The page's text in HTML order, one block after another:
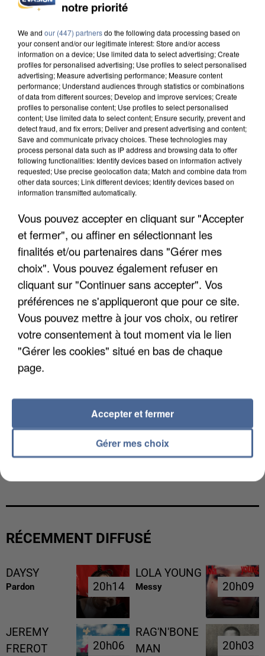
INCENDIES : L’ÎLE-DE-FRANCE LANCE UN ÉLAN
APRÈS TOUTES CES CANICULES, LES REFUGES
DE FAUNE SAUVAGE SONT...
L’UN DES FONDATEURS SUPPOSÉS DE LA DZ
RÉCEMMENT DIFFUSÉ
DAYSY
Pardon 20h14
20h14
LOLA YOUNG
Messy 20h09
20h09
JEREMY
FREROT
20h06
20h06
RAG'N'BONE
MAN
20h03
20h03
notre priorité
We and our (447) partnersdo the following data processing based on
your consent and/or our legitimate interest: Store and/or access
information on a device; Use limited data to select advertising; Create
profiles for personalised advertising; Use profiles to select personalised
advertising; Measure advertising performance; Measure content
performance; Understand audiences through statistics or combinations
of data from different sources; Develop and improve services; Create
profiles to personalise content; Use profiles to select personalised
content; Use limited data to select content; Ensure security, prevent and
detect fraud, and fix errors; Deliver and present advertising and content;
Save and communicate privacy choices. These technologies may
process personal data such as IP address and browsing data to offer
following functionalities: Identify devices based on information actively
requested; Use precise geolocation data; Match and combine data from
other data sources; Link different devices; Identify devices based on
information transmitted automatically.
Vous pouvez accepter en cliquant sur "Accepter
et fermer", ou affiner en sélectionnant les
finalités et/ou partenaires dans "Gérer mes
choix". Vous pouvez également refuser en
cliquant sur "Continuer sans accepter". Vos
préférences ne s'appliqueront que pour ce site.
Vous pouvez mettre à jour vos choix, ou retirer
votre consentement à tout moment via le lien
"Gérer les cookies" situé en bas de chaque
page.
Gérer mes choix
Accepter et fermer